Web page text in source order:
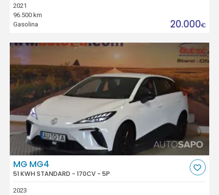
2021
96.500 km
Gasolina
20.000€
MG MG4
51 KWH STANDARD - 170CV - 5P
2023